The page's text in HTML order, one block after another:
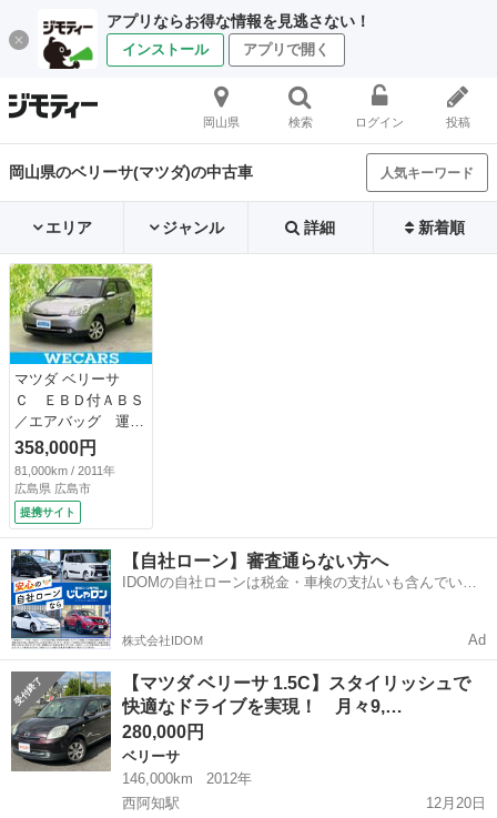
アプリならお得な情報を見逃さない！
インストール アプリで開く
岡山県 検索 ログイン 投稿
岡山県のベリーサ(マツダ)の中古車 人気キーワード
エリア ジャンル 詳細 新着順
マツダ ベリーサ
Ｃ ＥＢＤ付ＡＢＳ
／エアバッグ 運転
席／エアバッグ 助
手席／パワーウイン
ドウ／キーレスエン
トリー／オートエア
コン／パワーステア
リング／ワンオーナ
ー／ＣＤ （検10.1）
358,000円
81,000km / 2011年
広島県 広島市
提携サイト
【自社ローン】審査通らない方へ
IDOMの自社ローンは税金・車検の支払いも含んでいる
株式会社IDOM Ad
【マツダ ベリーサ 1.5C】スタイリッシュで
快適なドライブを実現！ 月々9,…
280,000円
ベリーサ
146,000km
2012年
西阿知駅
12月20日